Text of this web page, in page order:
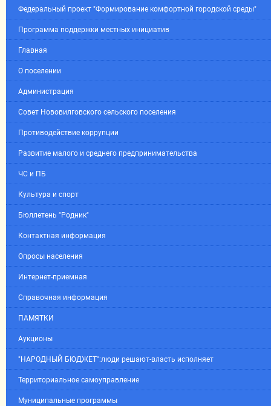
Федеральный проект "Формирование комфортной городской среды"
Программа поддержки местных инициатив
Главная
О поселении
Администрация
Совет Нововилговского сельского поселения
Противодействие коррупции
Развитие малого и среднего предпринимательства
ЧС и ПБ
Культура и спорт
Бюллетень "Родник"
Контактная информация
Опросы населения
Интернет-приемная
Справочная информация
ПАМЯТКИ
Аукционы
"НАРОДНЫЙ БЮДЖЕТ":люди решают-власть исполняет
Территориальное самоуправление
Муниципальные программы